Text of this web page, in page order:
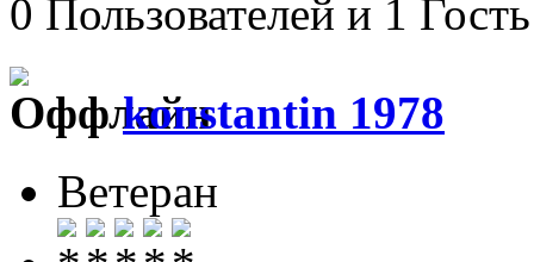
0 Пользователей и 1
konstantin 1978
Ветеран